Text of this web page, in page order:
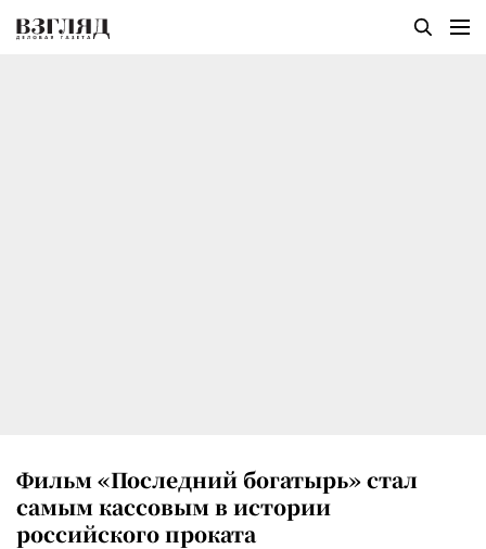
Фильм «Последний богатырь» стал
самым кассовым в истории
российского проката